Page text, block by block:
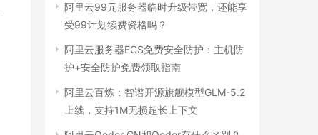
阿里云99元服务器临时升级带宽，还能享
受99计划续费资格吗？
阿里云服务器ECS免费安全防护：主机防
护+安全防护免费领取指南
阿里云百炼：智谱开源旗舰模型GLM-5.2
上线，支持1M无损超长上下文